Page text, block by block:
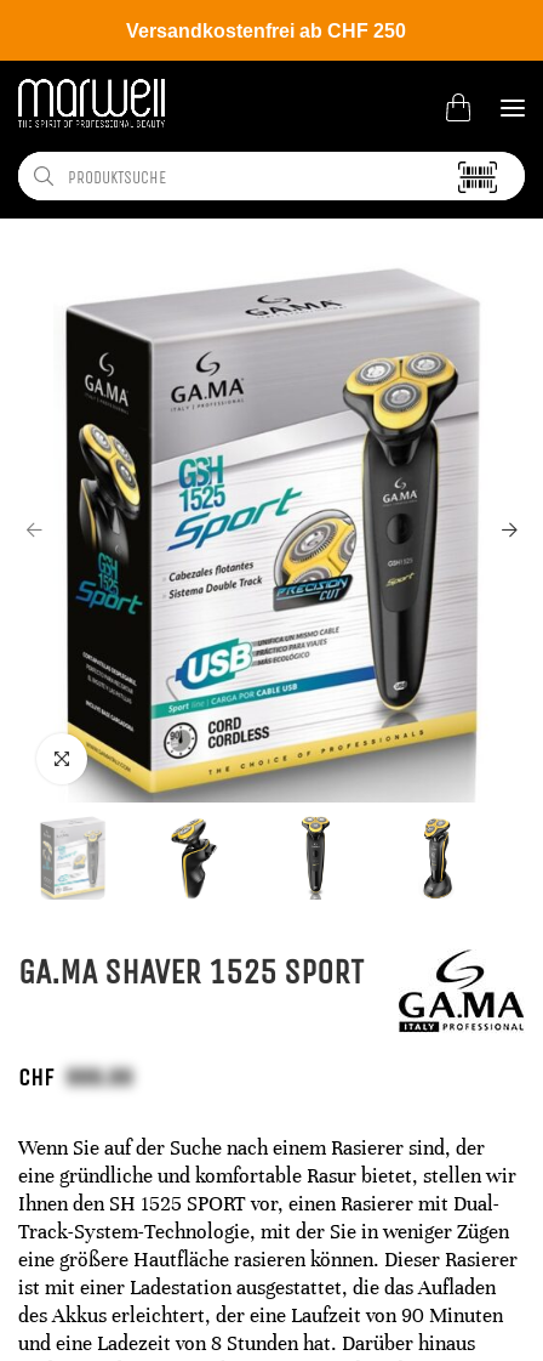
Versandkostenfrei ab CHF 250
Shop Brands GA.MA
GA.MA SHAVER 1525 SPORT
CHF
Wenn Sie auf der Suche nach einem Rasierer sind, der
eine gründliche und komfortable Rasur bietet, stellen wir
Ihnen den SH 1525 SPORT vor, einen Rasierer mit Dual-
Track-System-Technologie, mit der Sie in weniger Zügen
eine größere Hautfläche rasieren können. Dieser Rasierer
ist mit einer Ladestation ausgestattet, die das Aufladen
des Akkus erleichtert, der eine Laufzeit von 90 Minuten
und eine Ladezeit von 8 Stunden hat. Darüber hinaus